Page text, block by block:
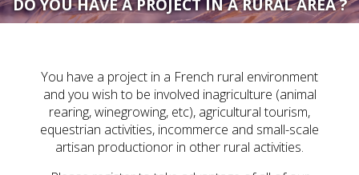
DO YOU HAVE A PROJECT IN A RURAL AREA ?
You have a project in a French rural environment
and you wish to be involved inagriculture (animal
rearing, winegrowing, etc), agricultural tourism,
equestrian activities, incommerce and small-scale
artisan productionor in other rural activities.